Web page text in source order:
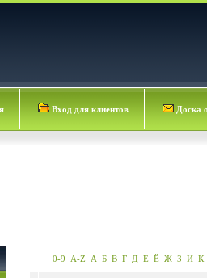
Вход для клиентов Доска
0-9 A-Z А Б В Г Д Е Ё Ж З И К